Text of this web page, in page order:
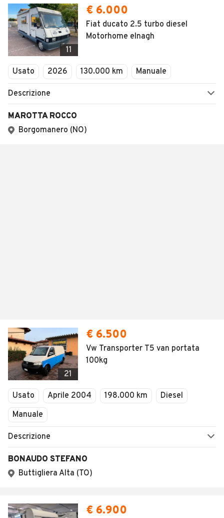
11
€ 6.000
Fiat ducato 2.5 turbo diesel
Motorhome elnagh
Usato 2026 130.000 km Manuale
Descrizione
MAROTTA ROCCO
Borgomanero (NO)
21
€ 6.500
Vw Transporter T5 van portata
100kg
Usato Aprile 2004 198.000 km
Diesel
Manuale
Descrizione
BONAUDO STEFANO
Buttigliera Alta (TO)
€ 6.900